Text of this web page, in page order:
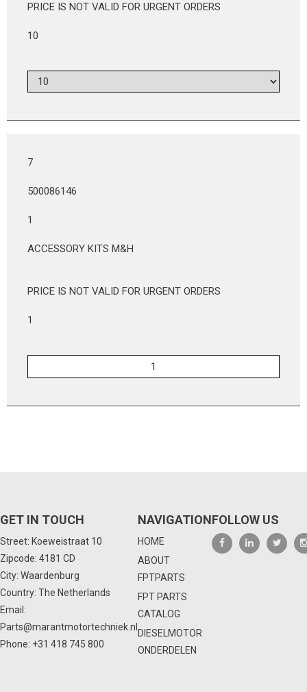
PRICE IS NOT VALID FOR URGENT ORDERS
10
7
500086146
1
ACCESSORY KITS M&H
PRICE IS NOT VALID FOR URGENT ORDERS
1
GET IN TOUCH
Street: Koeweistraat 10
Zipcode: 4181 CD
City: Waardenburg
Country: The Netherlands
Email:
Parts@marantmotortechniek.nl
Phone: +31 418 745 800
NAVIGATION
HOME
ABOUT
FPTPARTS
FPT PARTS
CATALOG
DIESELMOTOR
ONDERDELEN
FOLLOW US